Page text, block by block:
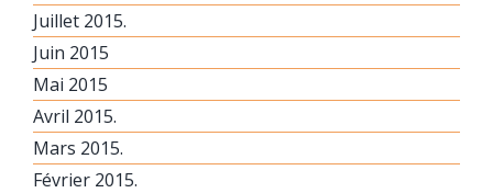
Juillet 2015.
Juin 2015
Mai 2015
Avril 2015.
Mars 2015.
Février 2015.